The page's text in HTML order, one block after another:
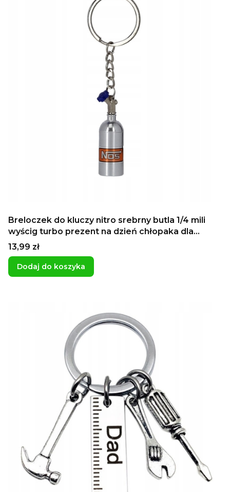
Breloczek do kluczy nitro srebrny butla 1/4 mili
wyścig turbo prezent na dzień chłopaka dla
kierowcy
Cena
13,99 zł
Dodaj do koszyka